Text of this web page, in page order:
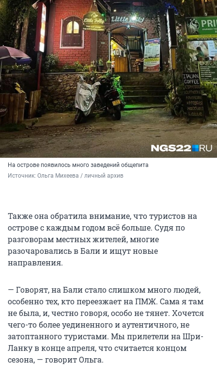
На острове появилось много заведений общепита
Источник: Ольга Михеева / личный архив
Также она обратила внимание, что туристов на
острове с каждым годом всё больше. Судя по
разговорам местных жителей, многие
разочаровались в Бали и ищут новые
направления.
— Говорят, на Бали стало слишком много людей,
особенно тех, кто переезжает на ПМЖ. Сама я там
не была, и, честно говоря, особо не тянет. Хочется
чего-то более уединенного и аутентичного, не
затоптанного туристами. Мы прилетели на Шри-
Ланку в конце апреля, что считается концом
сезона, — говорит Ольга.